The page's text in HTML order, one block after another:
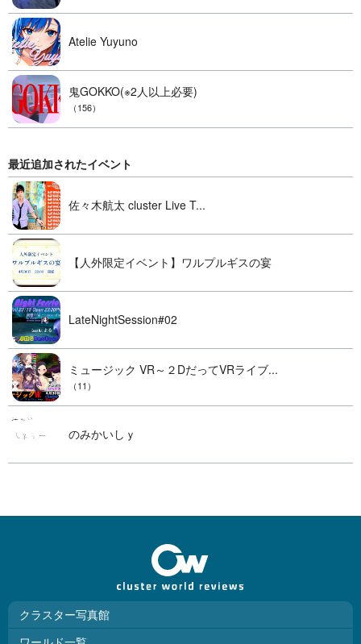
Atelie Yuyuno
鬼GOKKO(※2人以上必要)
（156）
最近追加されたイベント
佐々木航太 cluster Live T...
【人外限定イベント】ワルプルギスの宴
LateNightSession#02
ミュージック VR～２DだってVRライブ...
（11）
のみかいしｙ
クラスター写真館